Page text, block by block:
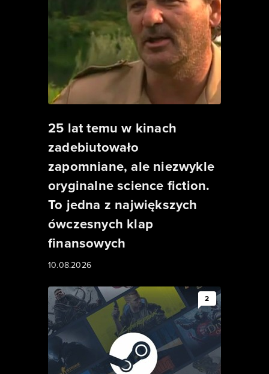
25 lat temu w kinach
zadebiutowało
zapomniane, ale niezwykle
oryginalne science fiction.
To jedna z największych
ówczesnych klap
finansowych
10.08.2026
2